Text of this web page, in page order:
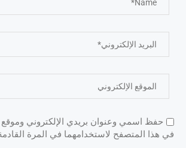
حفظ اسمي وعنوان بريدي الإلكتروني
في هذا المتصفح لاستخدامهما في المرة